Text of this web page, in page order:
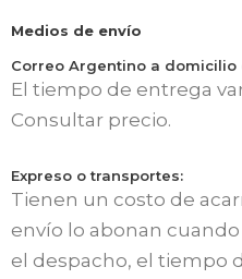
Medios de envío
Correo Argentino a domicilio
El tiempo de entrega
Consultar precio.
Expreso o transportes:
Tienen un costo de
envío lo abonan
el despacho, el tiempo